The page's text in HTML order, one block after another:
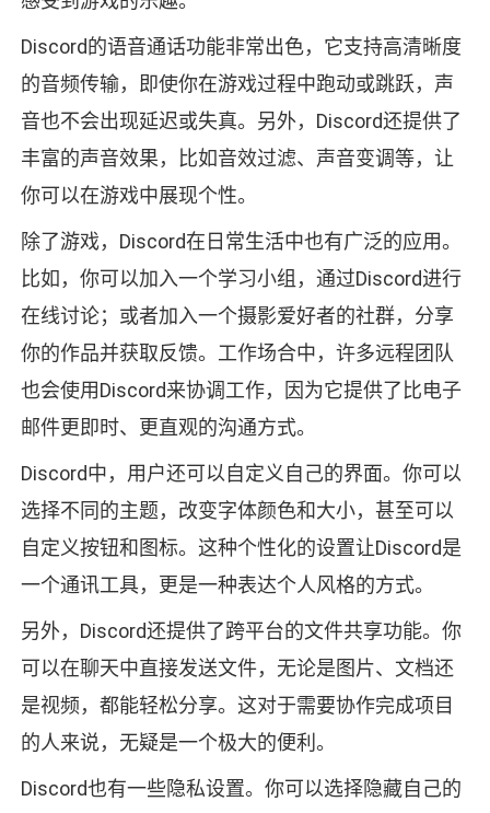
Discord的语音通话功能非常出色，它支持高清晰度
的音频传输，即使你在游戏过程中跑动或跳跃，声
音也不会出现延迟或失真。另外，Discord还提供了
丰富的声音效果，比如音效过滤、声音变调等，让
你可以在游戏中展现个性。
除了游戏，Discord在日常生活中也有广泛的应用。
比如，你可以加入一个学习小组，通过Discord进行
在线讨论；或者加入一个摄影爱好者的社群，分享
你的作品并获取反馈。工作场合中，许多远程团队
也会使用Discord来协调工作，因为它提供了比电子
邮件更即时、更直观的沟通方式。
Discord中，用户还可以自定义自己的界面。你可以
选择不同的主题，改变字体颜色和大小，甚至可以
自定义按钮和图标。这种个性化的设置让Discord是
一个通讯工具，更是一种表达个人风格的方式。
另外，Discord还提供了跨平台的文件共享功能。你
可以在聊天中直接发送文件，无论是图片、文档还
是视频，都能轻松分享。这对于需要协作完成项目
的人来说，无疑是一个极大的便利。
Discord也有一些隐私设置。你可以选择隐藏自己的